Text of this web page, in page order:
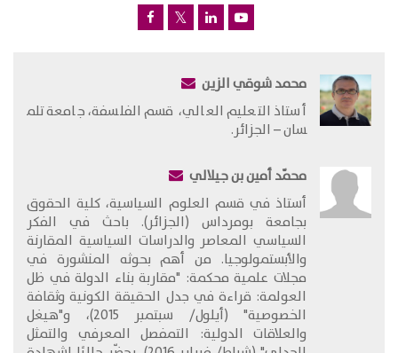
محمد شوقي الزين
أستاذ التعليم العالي، قسم الفلسفة، جامعة تلم​
سان – الجزائر.
محمّد أمين بن جيلالي
​أستاذ في قسم العلوم السياسية، كلية الحقوق
بجامعة بومرداس (الجزائر). باحث في الفكر
السياسي المعاصر والدراسات السياسية المقارنة
والأبستمولوجيا. من أهم بحوثه المنشورة في
مجلات علمية محكمة: "مقاربة بناء الدولة في ظل
العولمة: قراءة في جدل الحقيقة الكونية وثقافة
الخصوصية" (أيلول/ سبتمبر 2015)، و"هيغل
والعلاقات الدولية: التمفصل المعرفي والتمثل